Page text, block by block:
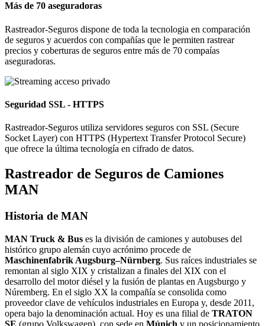
Más de 70 aseguradoras
Rastreador-Seguros dispone de toda la tecnologia en comparación
de seguros y acuerdos con compañías que le permiten rastrear
precios y coberturas de seguros entre más de 70 compaías
aseguradoras.
Seguridad SSL - HTTPS
Rastreador-Seguros utiliza servidores seguros con SSL (Secure
Socket Layer) con HTTPS (Hypertext Transfer Protocol Secure)
que ofrece la última tecnología en cifrado de datos.
Rastreador de Seguros de Camiones
MAN
Historia de MAN
MAN Truck & Bus es la división de camiones y autobuses del
histórico grupo alemán cuyo acrónimo procede de
Maschinenfabrik Augsburg–Nürnberg. Sus raíces industriales se
remontan al siglo XIX y cristalizan a finales del XIX con el
desarrollo del motor diésel y la fusión de plantas en Augsburgo y
Núremberg. En el siglo XX la compañía se consolida como
proveedor clave de vehículos industriales en Europa y, desde 2011,
opera bajo la denominación actual. Hoy es una filial de TRATON
SE (grupo Volkswagen), con sede en Múnich y un posicionamiento